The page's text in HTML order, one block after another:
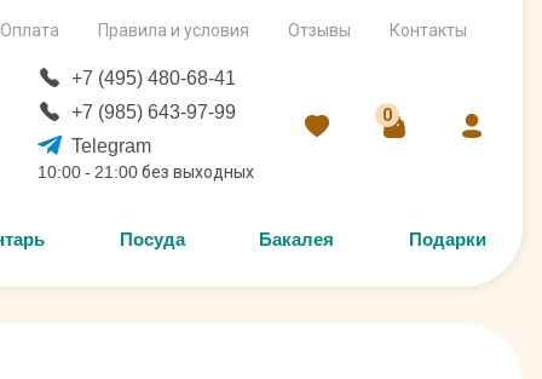
Оплата Правила и условия Отзывы Контакты
+7 (495) 480-68-41
+7 (985) 643-97-99
Telegram
10:00 - 21:00 без выходных
0
Посуда Бакалея Подарки